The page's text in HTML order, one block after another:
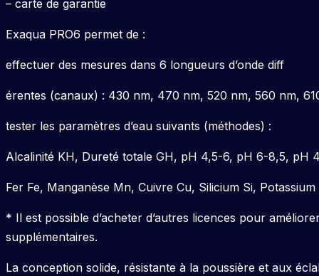
– carte de garantie
Exaqua PRO6 permet de :
effectuer des mesures dans 6 longueurs d’onde diff
érentes (canaux) : 430 nm, 470 nm, 520 nm, 560 nm,
tester les paramètres d’eau suivants (méthodes) :
Alcalinité KH, Dureté totale GH, pH 4,5-6, pH 6-8,5, pH
Fer Fe, Manganèse Mn, Cuivre Cu, Silicium Si,
* Il est possible d’acheter d’autres licences pour
supplémentaires.
La conception solide, résistante à la poussière et aux